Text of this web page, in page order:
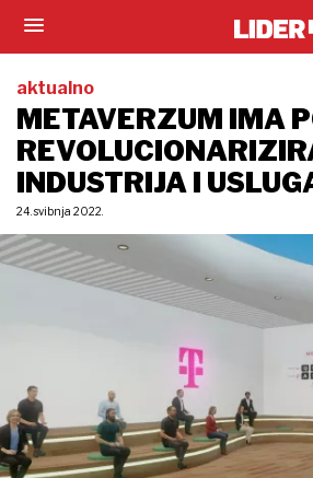
aktualno
METAVERZUM IMA
INDUSTRIJA I
24. svibnja 2022.